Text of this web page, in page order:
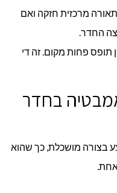
מרכזית חזקה ואם
החדר.
תופס פחות מקום. זה די
בחדר
בצורה מושכלת, כך שהוא
אחת.